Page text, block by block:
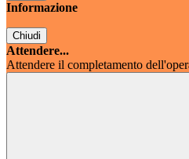
Informazione
Chiudi
Attendere...
Attendere il completamento